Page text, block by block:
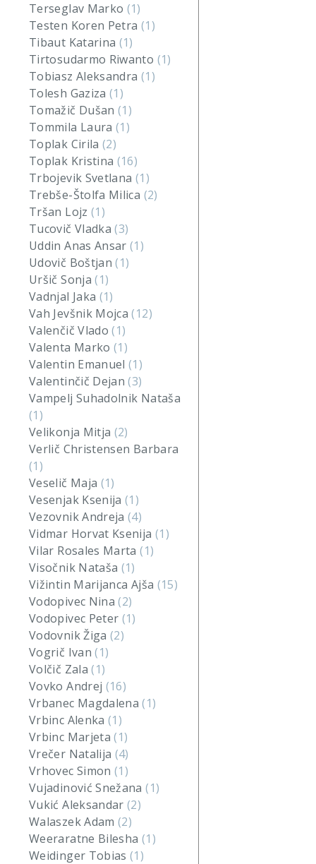
Terseglav Marko (1)
Testen Koren Petra (1)
Tibaut Katarina (1)
Tirtosudarmo Riwanto (1)
Tobiasz Aleksandra (1)
Tolesh Gaziza(1)
Tomažič Dušan(1)
Tommila Laura(1)
Toplak Cirila(2)
Toplak Kristina (16)
Trbojevik Svetlana (1)
Trebše-Štolfa Milica (2)
Tršan Lojz (1)
Tucovič Vladka(3)
Uddin Anas Ansar(1)
Udovič Boštjan(1)
Uršič Sonja(1)
Vadnjal Jaka (1)
Vah Jevšnik Mojca(12)
Valenčič Vlado(1)
Valenta Marko(1)
Valentin Emanuel(1)
Valentinčič Dejan(3)
Vampelj Suhadolnik Nataša
(1)
Velikonja Mitja (2)
Verlič Christensen Barbara
(1)
Veselič Maja (1)
Vesenjak Ksenija(1)
Vezovnik Andreja(4)
Vidmar Horvat Ksenija (1)
Vilar Rosales Marta(1)
Visočnik Nataša (1)
Vižintin Marijanca Ajša (15)
Vodopivec Nina(2)
Vodopivec Peter (1)
Vodovnik Žiga(2)
Vogrič Ivan(1)
Volčič Zala(1)
Vovko Andrej (16)
Vrbanec Magdalena(1)
Vrbinc Alenka(1)
Vrbinc Marjeta(1)
Vrečer Natalija (4)
Vrhovec Simon(1)
Vujadinović Snežana(1)
Vukić Aleksandar(2)
Walaszek Adam(2)
Weeraratne Bilesha (1)
Weidinger Tobias(1)